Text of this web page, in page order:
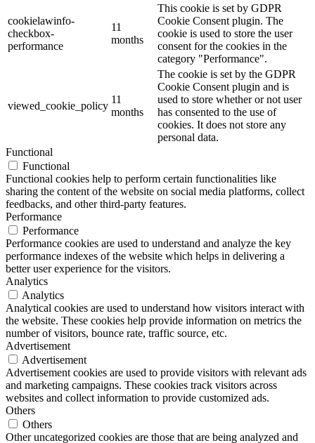
cookielawinfo-
checkbox-
performance
11
months
This cookie is set by GDPR
Cookie Consent plugin. The
cookie is used to store the user
consent for the cookies in the
category "Performance".
viewed_cookie_policy
11
months
The cookie is set by the GDPR
Cookie Consent plugin and is
used to store whether or not user
has consented to the use of
cookies. It does not store any
personal data.
Functional
Functional
Functional cookies help to perform certain functionalities like
sharing the content of the website on social media platforms, collect
feedbacks, and other third-party features.
Performance
Performance
Performance cookies are used to understand and analyze the key
performance indexes of the website which helps in delivering a
better user experience for the visitors.
Analytics
Analytics
Analytical cookies are used to understand how visitors interact with
the website. These cookies help provide information on metrics the
number of visitors, bounce rate, traffic source, etc.
Advertisement
Advertisement
Advertisement cookies are used to provide visitors with relevant ads
and marketing campaigns. These cookies track visitors across
websites and collect information to provide customized ads.
Others
Others
Other uncategorized cookies are those that are being analyzed and